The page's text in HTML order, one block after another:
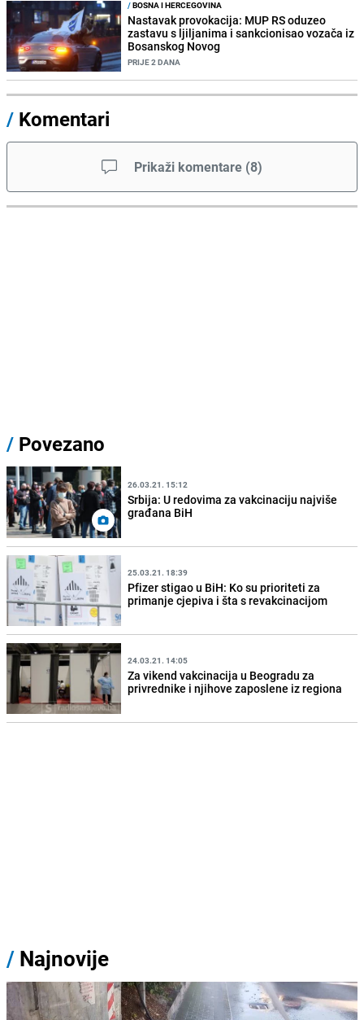
/BOSNA I HERCEGOVINA
Nastavak provokacija: MUP RS oduzeo
zastavu s ljiljanima i sankcionisao vozača iz
Bosanskog Novog
PRIJE 2 DANA
/ Komentari
Prikaži komentare (8)
/ Povezano
26.03.21. 15:12
Srbija: U redovima za vakcinaciju najviše
građana BiH
25.03.21. 18:39
Pfizer stigao u BiH: Ko su prioriteti za
primanje cjepiva i šta s revakcinacijom
24.03.21. 14:05
Za vikend vakcinacija u Beogradu za
privrednike i njihove zaposlene iz regiona
/ Najnovije